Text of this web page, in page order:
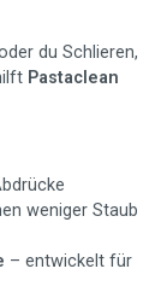
du Schlieren,
Pastaclean
weniger Staub
– entwickelt für